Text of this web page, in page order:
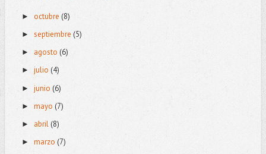
► octubre (8)
► septiembre (5)
► agosto (6)
► julio (4)
► junio (6)
► mayo (7)
► abril(8)
► marzo (7)